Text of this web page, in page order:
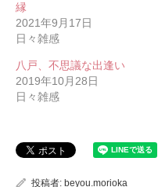
縁
2021年9月17日
日々雑感
八戸、不思議な出逢い
2019年10月28日
日々雑感
投稿者: beyou.morioka